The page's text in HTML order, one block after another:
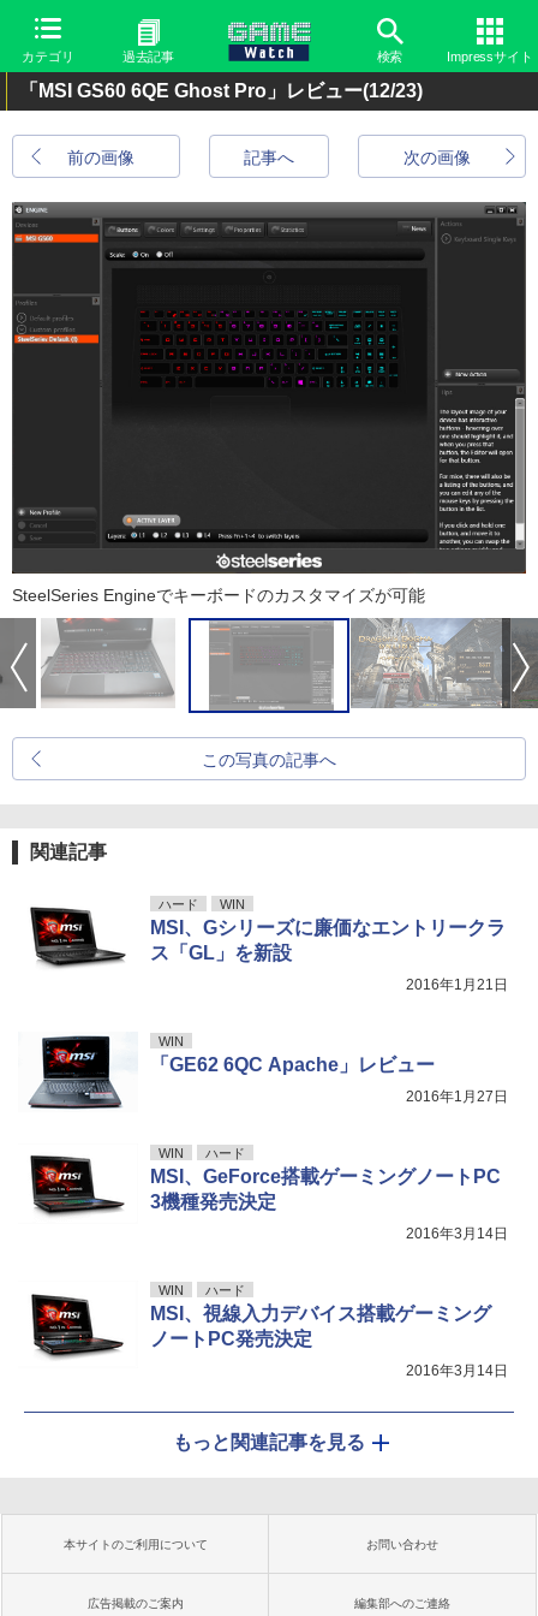
カテゴリ 過去記事 検索 Impressサイト
「MSI GS60 6QE Ghost Pro」レビュー(12/23)
前の画像 次の画像
記事へ
SteelSeries Engineでキーボードのカスタマイズが可能
この写真の記事へ
関連記事
ハード WIN
MSI、Gシリーズに廉価なエントリークラ
ス「GL」を新設
2016年1月21日
WIN
「GE62 6QC Apache」レビュー
2016年1月27日
WIN ハード
MSI、GeForce搭載ゲーミングノートPC
3機種発売決定
2016年3月14日
WIN ハード
MSI、視線入力デバイス搭載ゲーミング
ノートPC発売決定
2016年3月14日
もっと関連記事を見る
本サイトのご利用について お問い合わせ
広告掲載のご案内 編集部へのご連絡